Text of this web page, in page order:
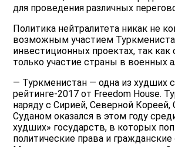
для проведения различных
Политика нейтралитета никак не
возможным участием
инвестиционных проектах, так как
только участие страны в военных
— Туркменистан — одна из худших
рейтинге-2017 от Freedom House.
наряду с Сирией, Северной Кореей,
Суданом оказался в этом году
худших» государств, в которых
политические права и